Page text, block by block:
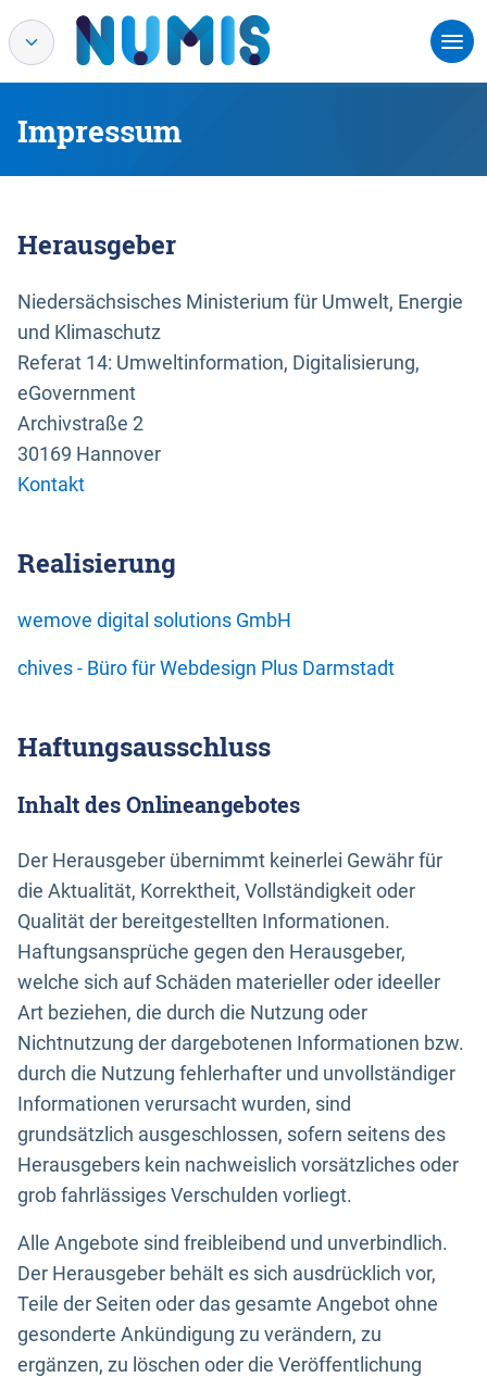
Impressum
Herausgeber
Niedersächsisches Ministerium für Umwelt, Energie
und Klimaschutz
Referat 14: Umweltinformation, Digitalisierung,
eGovernment
Archivstraße 2
30169 Hannover
Kontakt
Realisierung
wemove digital solutions GmbH
chives - Büro für Webdesign Plus Darmstadt
Haftungsausschluss
Inhalt des Onlineangebotes
Der Herausgeber übernimmt keinerlei Gewähr für
die Aktualität, Korrektheit, Vollständigkeit oder
Qualität der bereitgestellten Informationen.
Haftungsansprüche gegen den Herausgeber,
welche sich auf Schäden materieller oder ideeller
Art beziehen, die durch die Nutzung oder
Nichtnutzung der dargebotenen Informationen bzw.
durch die Nutzung fehlerhafter und unvollständiger
Informationen verursacht wurden, sind
grundsätzlich ausgeschlossen, sofern seitens des
Herausgebers kein nachweislich vorsätzliches oder
grob fahrlässiges Verschulden vorliegt.
Alle Angebote sind freibleibend und unverbindlich.
Der Herausgeber behält es sich ausdrücklich vor,
Teile der Seiten oder das gesamte Angebot ohne
gesonderte Ankündigung zu verändern, zu
ergänzen, zu löschen oder die Veröffentlichung